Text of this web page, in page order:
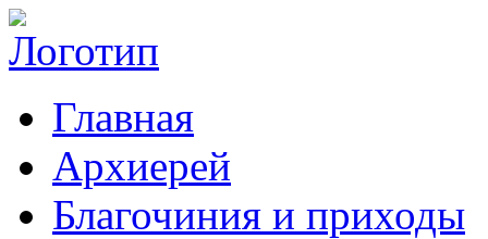
Главная
Архиерей
Благочиния и приходы